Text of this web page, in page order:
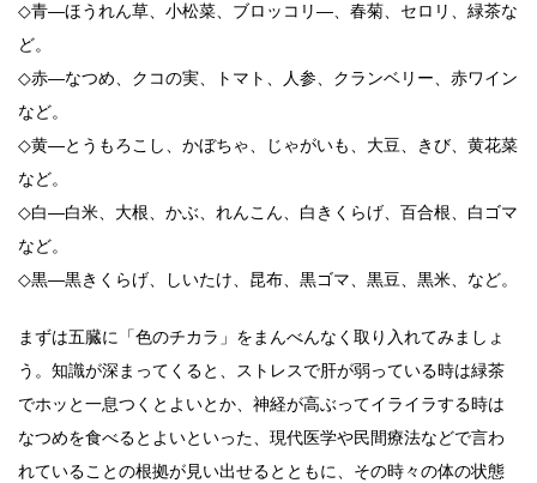
◇青―ほうれん草、小松菜、ブロッコリ―、春菊、セロリ、緑茶な
ど。
◇赤―なつめ、クコの実、トマト、人参、クランベリー、赤ワイン
など。
◇黄―とうもろこし、かぼちゃ、じゃがいも、大豆、きび、黄花菜
など。
◇白―白米、大根、かぶ、れんこん、白きくらげ、百合根、白ゴマ
など。
◇黒―黒きくらげ、しいたけ、昆布、黒ゴマ、黒豆、黒米、など。
まずは五臓に「色のチカラ」をまんべんなく取り入れてみましょ
う。知識が深まってくると、ストレスで肝が弱っている時は緑茶
でホッと一息つくとよいとか、神経が高ぶってイライラする時は
なつめを食べるとよいといった、現代医学や民間療法などで言わ
れていることの根拠が見い出せるとともに、その時々の体の状態